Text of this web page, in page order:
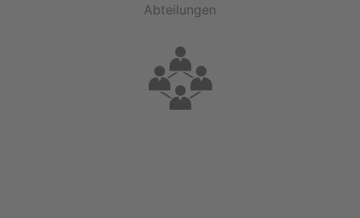
Abtei­lun­gen